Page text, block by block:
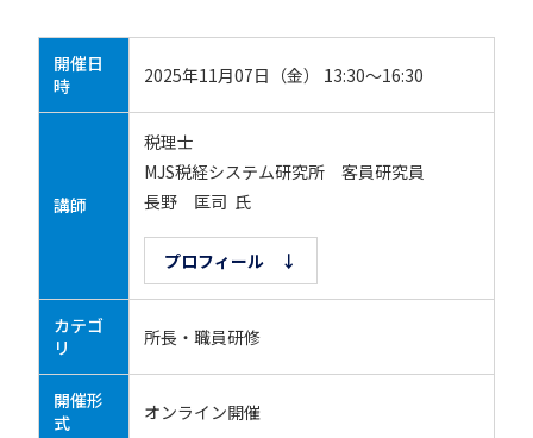
開催日
時
2025年11月07日（金） 13:30～16:30
講師
税理士
MJS税経システム研究所 客員研究員
長野 匡司 氏
プロフィール ↓
カテゴ
リ
所長・職員研修
開催形
式
オンライン開催